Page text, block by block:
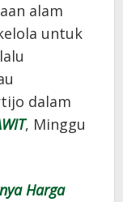
alam
untuk
dalam
, Minggu
Harga